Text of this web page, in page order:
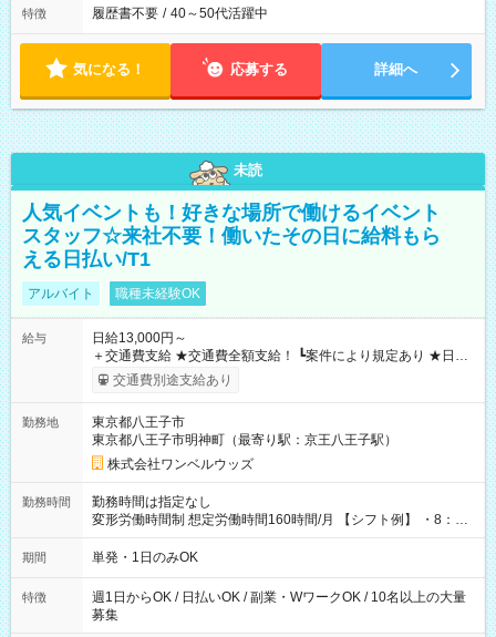
特徴 履歴書不要 / 40～50代活躍中
気になる！ 応募する 詳細へ
未読
人気イベントも！好きな場所で働けるイベント
スタッフ☆来社不要！働いたその日に給料もら
える日払い/T1
アルバイト 職種未経験OK
給与
日給13,000円～
＋交通費支給 ★交通費全額支給！ ┗案件により規定あり ★日払
いOK！（規定あり） ┗働いたその日に現金GET♪ お仕事後はコ
ンビニATMから 日払い分を引き落とせます！ 【試用期間】試
交通費別途支給あり
勤務地
東京都八王子市
東京都八王子市明神町（最寄り駅：京王八王子駅）
株式会社ワンベルウッズ
勤務時間
勤務時間は指定なし
変形労働時間制 想定労働時間160時間/月 【シフト例】 ・8：00
～21：00
期間 単発・1日のみOK
特徴
週1日からOK / 日払いOK / 副業・WワークOK / 10名以上の大量
募集